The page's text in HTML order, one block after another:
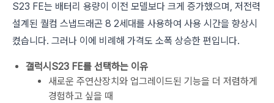
S23 FE는 배터리 용량이 이전 모델보다 크게 증가했으며, 저전력
설계된 퀄컴 스냅드래곤 8 2세대를 사용하여 사용 시간을 향상시
켰습니다. 그러나 이에 비례해 가격도 소폭 상승한 편입니다.
갤럭시S23 FE를 선택하는 이유
새로운 주연산장치와 업그레이드된 기능을 더 저렴하게
경험하고 싶을 때